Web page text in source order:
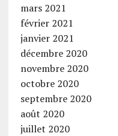
mars 2021
février 2021
janvier 2021
décembre 2020
novembre 2020
octobre 2020
septembre 2020
août 2020
juillet 2020